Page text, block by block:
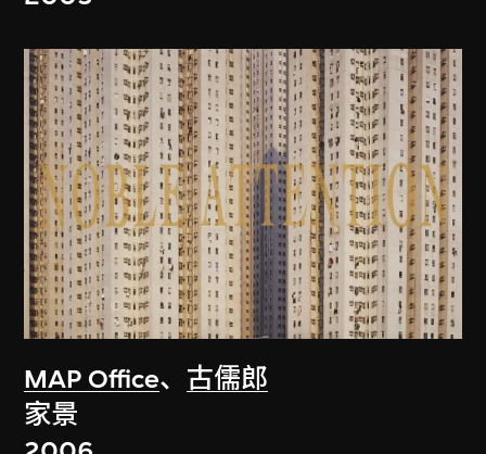
MAP Office、 古儒郎
家景